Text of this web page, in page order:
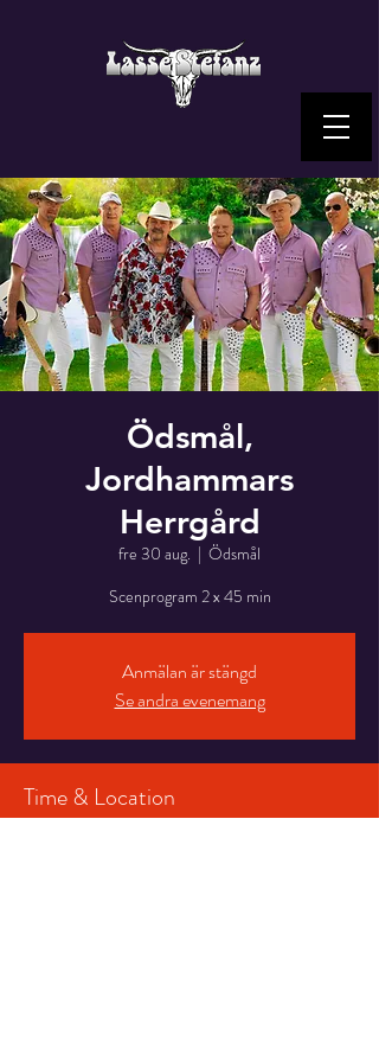
Ödsmål,
Jordhammars
Herrgård
fre 30 aug.
  |
Ödsmål
Scenprogram 2 x 45 min
Anmälan är stängd
Se andra evenemang
Time & Location